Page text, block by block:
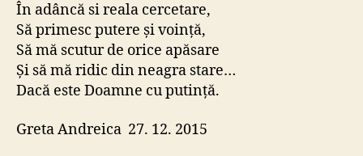
În adâncă si reala cercetare,
Să primesc putere şi voinţă,
Să mă scutur de orice apăsare
Şi să mă ridic din neagra stare…
Dacă este Doamne cu putinţă.
Greta Andreica 27. 12. 2015